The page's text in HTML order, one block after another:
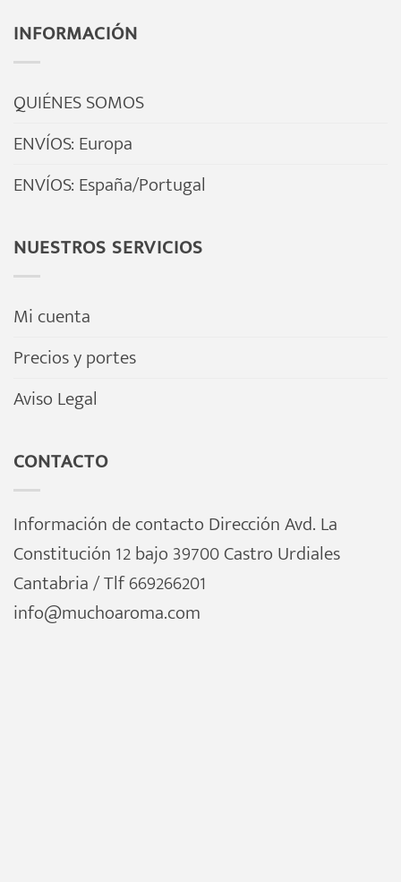
INFORMACIÓN
QUIÉNES SOMOS
ENVÍOS: Europa
ENVÍOS: España/Portugal
NUESTROS SERVICIOS
Mi cuenta
Precios y portes
Aviso Legal
CONTACTO
Información de contacto Dirección Avd. La
Constitución 12 bajo 39700 Castro Urdiales
Cantabria / Tlf 669266201
info@muchoaroma.com